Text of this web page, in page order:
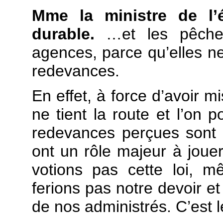
Mme la ministre de
durable. …et les
agences, parce qu’elles
redevances.
En effet, à force d’avoir
ne tient la route et l’on
redevances perçues
ont un rôle majeur à
votions pas cette loi,
ferions pas notre devoir
de nos administrés. C’est